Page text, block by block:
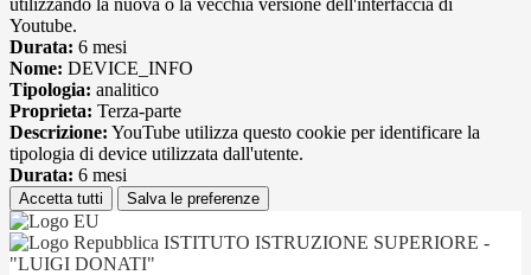
Youtube.
Durata: 6 mesi
Nome: DEVICE_INFO
Tipologia: analitico
Proprieta: Terza-parte
Descrizione: YouTube utilizza questo cookie per identificare la
tipologia di device utilizzata dall'utente.
Durata: 6 mesi
Accetta tutti Salva le preferenze
ISTITUTO ISTRUZIONE SUPERIORE -
"LUIGI DONATI"